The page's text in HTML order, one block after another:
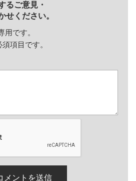
るご意見・
せください。
用です。
項目です。